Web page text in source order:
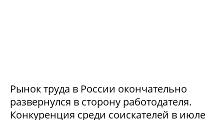
Рынок труда в России окончательно
развернулся в сторону работодателя.
Конкуренция среди соискателей в июле